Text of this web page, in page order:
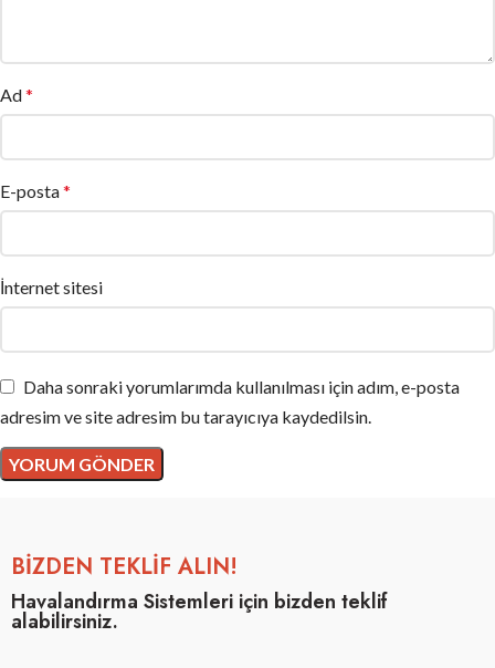
Ad*
E-posta*
İnternet sitesi
Daha sonraki yorumlarımda kullanılması için adım, e-posta
adresim ve site adresim bu tarayıcıya kaydedilsin.
BİZDEN TEKLİF ALIN!
Havalandırma Sistemleri için bizden teklif
alabilirsiniz.